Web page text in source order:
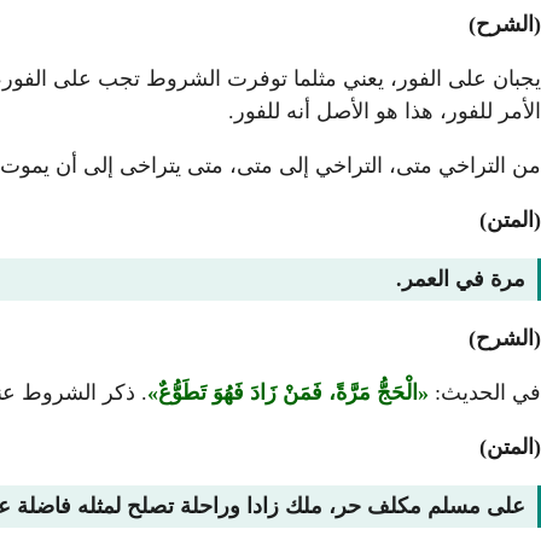
(الشرح)
يجبان على الفور، يعني مثلما توفرت الشروط تجب على
الأمر للفور، هذا هو الأصل أنه للفور.
من التراخي متى، التراخي إلى متى، متى يتراخى إلى أن
(المتن)
مرة في العمر.
(الشرح)
في الحديث: الْحَجُّ مَرَّةً، فَمَنْ زَادَ فَهُوَ تَطَوُّعٌ . ذكر الشروط
(المتن)
على مسلم مكلف حر، ملك زادا وراحلة تصلح لمثله فاضلة